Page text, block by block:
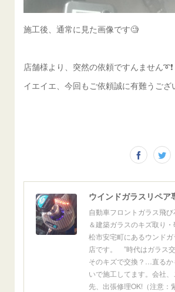
施工後、通常に見た画像です🧐
店舗様より、突然の依頼ですんません➰❗️
イエイエ、今回もご依頼誠に有難うご
自動車フロントガラス飛
＆建築ガラスのキズ取り
松市安宅町にあるウンド
店です。 ”時代はガラス
そのキズで交換？…直る
いで施工してます。会社
先、出張修理OK!（注意：